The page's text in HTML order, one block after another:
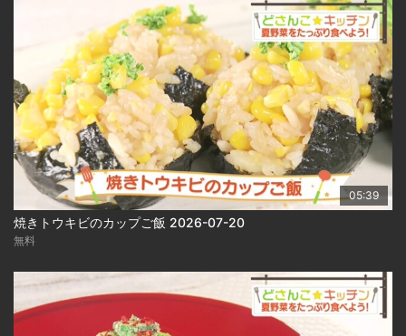
05:39
焼きトウキビのカップご飯 2026-07-20
無料